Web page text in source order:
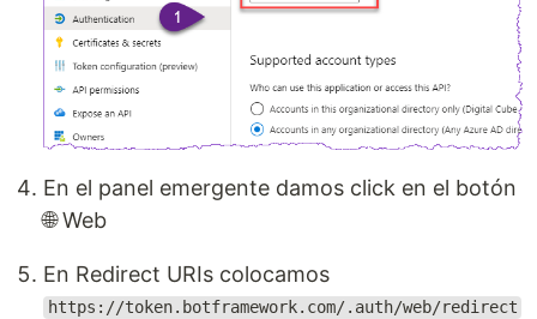
En el panel emergente damos click en el botón
🌐 Web
En Redirect URIs colocamos
https://token.botframework.com/.auth/web/redirect